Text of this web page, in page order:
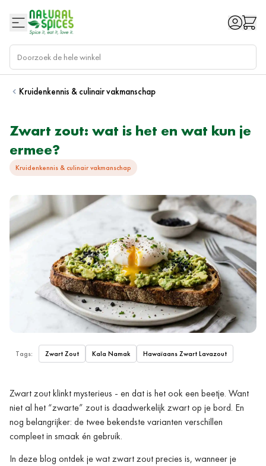
Kruidenkennis & culinair vakmanschap
Zwart zout: wat is het en wat kun je
ermee?
Kruidenkennis & culinair vakmanschap
Tags: Zwart Zout Kala Namak Hawaïaans Zwart Lavazout
Zwart zout klinkt mysterieus - en dat is het ook een beetje. Want
niet al het “zwarte” zout is daadwerkelijk zwart op je bord. En
nog belangrijker: de twee bekendste varianten verschillen
compleet in smaak én gebruik.
In deze blog ontdek je wat zwart zout precies is, wanneer je